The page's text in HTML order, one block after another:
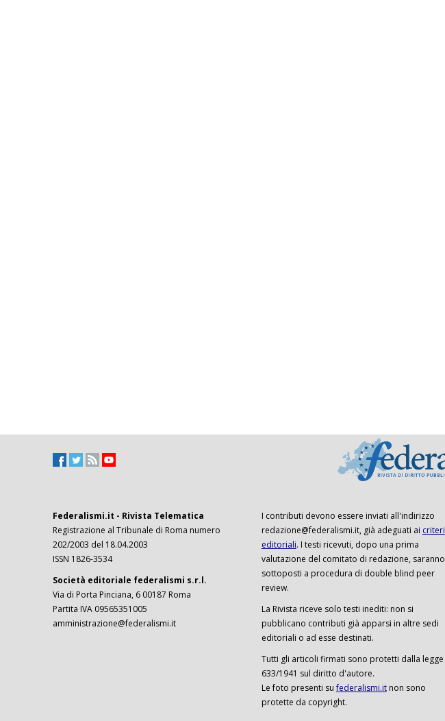
Federalismi.it - Rivista Telematica
Registrazione al Tribunale di Roma numero
202/2003 del 18.04.2003
ISSN 1826-3534
Società editoriale federalismi s.r.l.
Via di Porta Pinciana, 6 00187 Roma
Partita IVA 09565351005
amministrazione@federalismi.it
I contributi devono essere inviati all'indirizzo
redazione@federalismi.it, già adeguati ai criteri
editoriali. I testi ricevuti, dopo una prima
valutazione del comitato di redazione, saranno
sottoposti a procedura di double blind peer
review.
La Rivista riceve solo testi inediti: non si
pubblicano contributi già apparsi in altre sedi
editoriali o ad esse destinati.
Tutti gli articoli firmati sono protetti dalla legge
633/1941 sul diritto d'autore.
Le foto presenti sufederalismi.itnon sono
protette da copyright.